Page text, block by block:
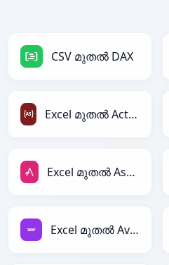
CSV മുതൽ DAX
Excel മുതൽ ActionScript
Excel മുതൽ AsciiDoc
Excel മുതൽ Avro